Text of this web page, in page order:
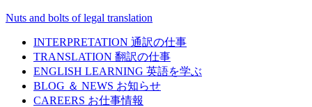
Nuts and bolts of legal translation
INTERPRETATION 通訳の仕事
TRANSLATION 翻訳の仕事
ENGLISH LEARNING 英語を学ぶ
BLOG ＆ NEWS お知らせ
CAREERS お仕事情報